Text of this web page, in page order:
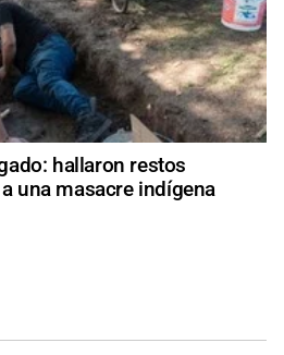
hallaron restos
una masacre indígena